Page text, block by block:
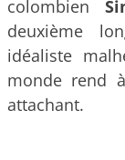
colombien
deuxième
idéaliste
monde rend
attachant.